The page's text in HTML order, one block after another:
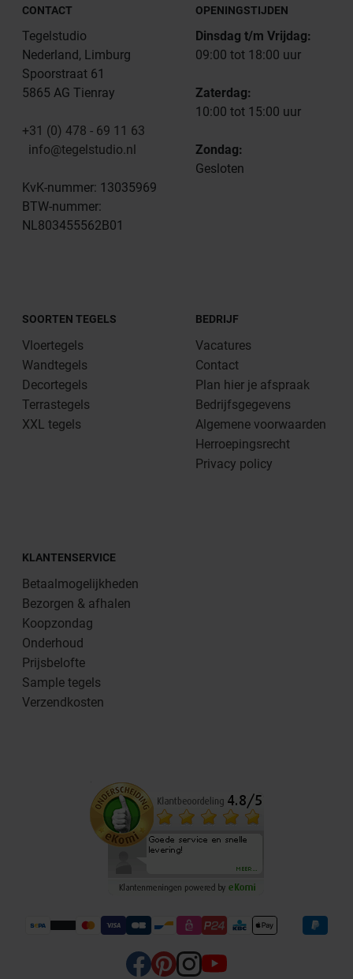
CONTACT
Tegelstudio
Nederland, Limburg
Spoorstraat 61
5865 AG Tienray
+31 (0) 478 - 69 11 63
info@tegelstudio.nl
KvK-nummer: 13035969
BTW-nummer:
NL803455562B01
OPENINGSTIJDEN
Dinsdag t/m Vrijdag:
09:00 tot 18:00 uur
Zaterdag:
10:00 tot 15:00 uur
Zondag:
Gesloten
SOORTEN TEGELS
Vloertegels
Wandtegels
Decortegels
Terrastegels
XXL tegels
BEDRIJF
Vacatures
Contact
Plan hier je afspraak
Bedrijfsgegevens
Algemene voorwaarden
Herroepingsrecht
Privacy policy
KLANTENSERVICE
Betaalmogelijkheden
Bezorgen & afhalen
Koopzondag
Onderhoud
Prijsbelofte
Sample tegels
Verzendkosten